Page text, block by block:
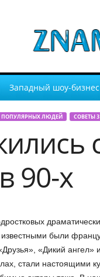
Западный шоу-бизнес
ПОПУЛЯРНЫХ ЛЮДЕЙ СОВЕТЫ 3
90-х
были
«Дикий
стали настоящими